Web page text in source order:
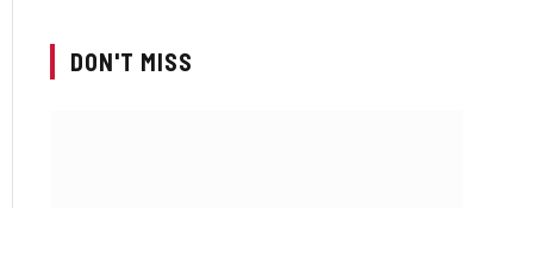
DON'T MISS